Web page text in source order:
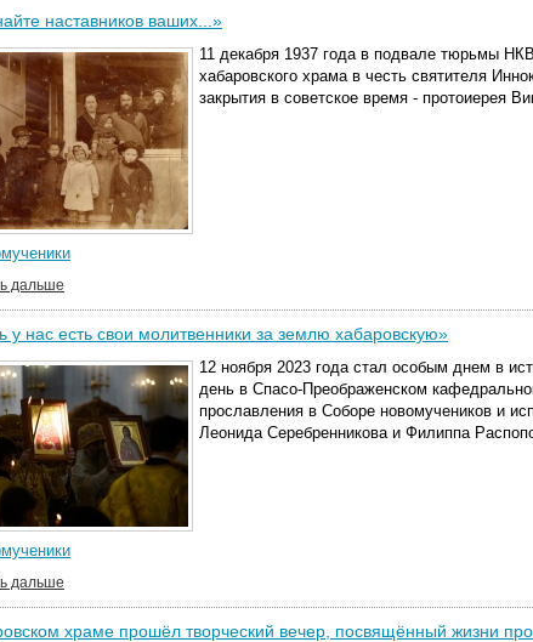
наставников ваших...»
11 декабря 1937 года в подвале тюрьмы
хабаровского храма в честь святителя
закрытия в советское время - протоиерея
дальше
у нас есть свои молитвенники за землю хабаровскую»
12 ноября 2023 года стал особым днем в
день в Спасо-Преображенском
прославления в Соборе новомучеников и
Леонида Серебренникова и Филиппа
дальше
храме прошёл творческий вечер, посвящённый жизни